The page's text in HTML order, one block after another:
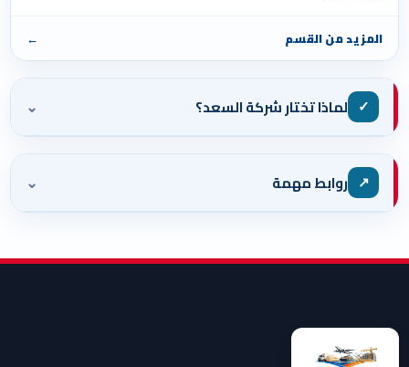
المزيد من القسم ←
✓ لماذا تختار شركة السعد؟ ⌄
↗ روابط مهمة ⌄